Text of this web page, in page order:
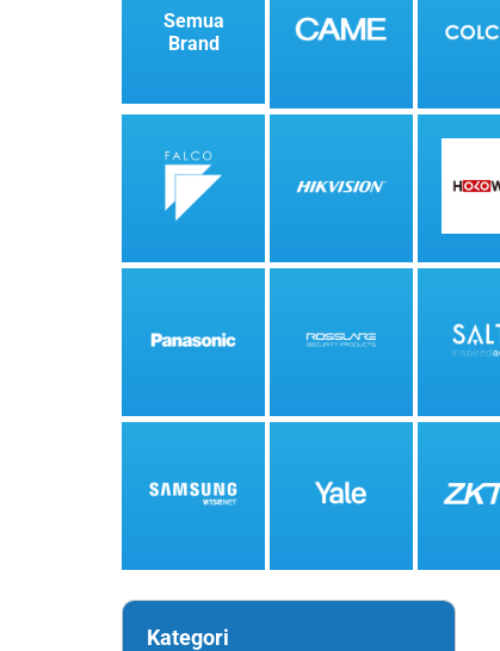
Semua
Brand
Kategori